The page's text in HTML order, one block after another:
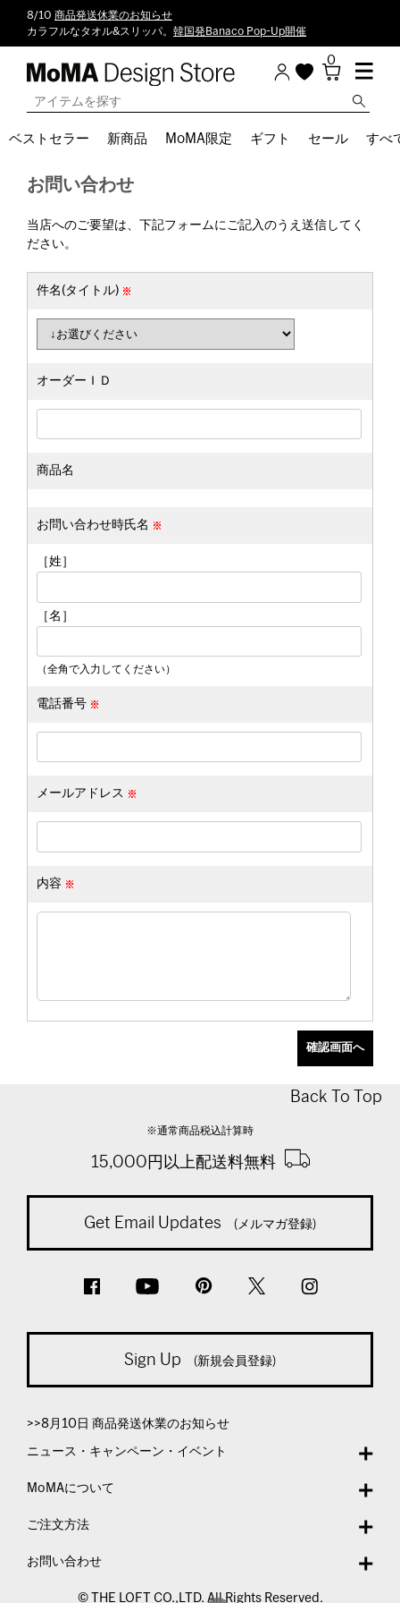
8/10 商品発送休業のお知らせ
カラフルなタオル&スリッパ。 韓国発Banaco Pop-Up開催
0
ベストセラー 新商品 MoMA限定 ギフト セール すべ
お問い合わせ
当店へのご要望は、下記フォームにご記入のうえ送信してく
ださい。
件名(タイトル)
オーダーＩＤ
商品名
お問い合わせ時氏名
［姓］
［名］
（全角で入力してください）
電話番号
メールアドレス
内容
Back To Top
※通常商品税込計算時
15,000円以上配送料無料
Get Email Updates (メルマガ登録)
Sign Up (新規会員登録)
>>8月10日 商品発送休業のお知らせ
ニュース・キャンペーン・イベント
MoMAについて
ご注文方法
お問い合わせ
© THE LOFT CO.,LTD. All Rights Reserved.